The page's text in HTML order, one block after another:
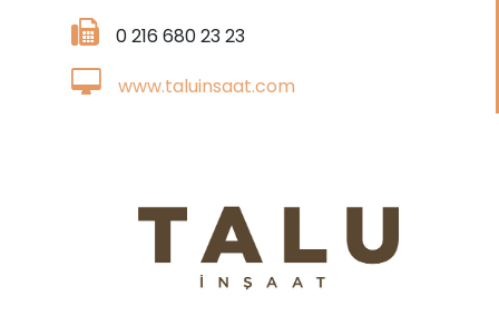
0 216 680 23 23
www.taluinsaat.com